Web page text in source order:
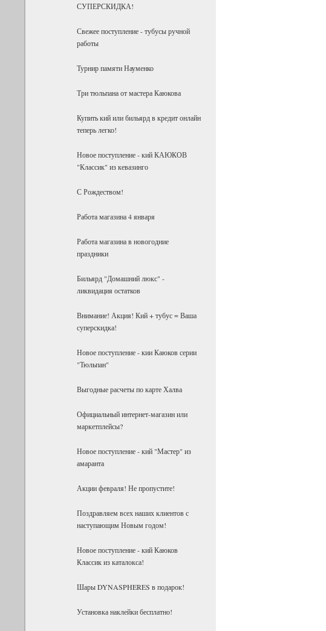
СУПЕРСКИДКА!
Свежее поступление - тубусы ручной
работы
Турнир памяти Науменко
Три тюльпана от мастера Каюкова
Купить кий или бильярд в кредит онлайн
теперь легко!
Новое поступление - кий КАЮКОВ
"Классик" из кевазинго
С Рождеством!
Работа магазина 4 января
Работа магазина в новогодние
праздники
Бильярд "Домашний люкс" -
ликвидация остатков
Внимание! Акция! Кий + тубус = Ваша
суперскидка!
Новое поступление - кии Каюков серии
"Тюльпан"
Выгодные расчеты по карте Халва
Официальный интернет-магазин или
маркетплейсы?
Новое поступление - кий "Мастер" из
амаранта
Акции февраля! Не пропустите!
Поздравляем всех наших клиентов с
наступающим Новым годом!
Новое поступление - кий Каюков
Классик из каталокса!
Шары DYNASPHERES в подарок!
Установка наклейки бесплатно!